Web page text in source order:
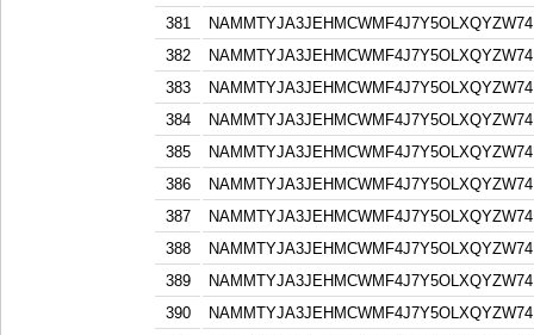
381
382
383
384
385
386
387
388
389
390